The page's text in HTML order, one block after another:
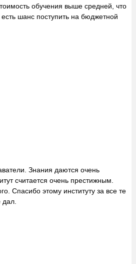
обучения выше средней, что
есть шанс поступить на бюджетной
Знания даются очень
считается очень престижным.
Спасибо этому институту за все те